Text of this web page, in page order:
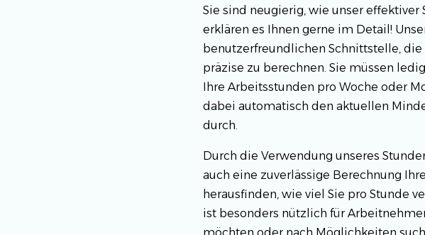
Sie sind neugierig, wie unser
erklären es Ihnen gerne im Detail!
benutzerfreundlichen Schnittstelle,
präzise zu berechnen. Sie müssen
Ihre Arbeitsstunden pro Woche oder
dabei automatisch den aktuellen
durch.
Durch die Verwendung unseres
auch eine zuverlässige Berechnung
herausfinden, wie viel Sie pro Stunde
ist besonders nützlich für